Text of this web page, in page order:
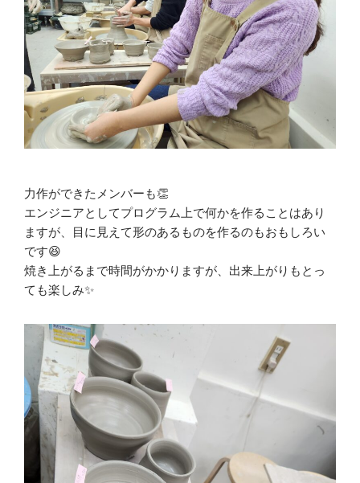
力作ができたメンバーも👏
エンジニアとしてプログラム上で何かを作ることはあり
ますが、目に見えて形のあるものを作るのもおもしろい
です😆
焼き上がるまで時間がかかりますが、出来上がりもとっ
ても楽しみ✨